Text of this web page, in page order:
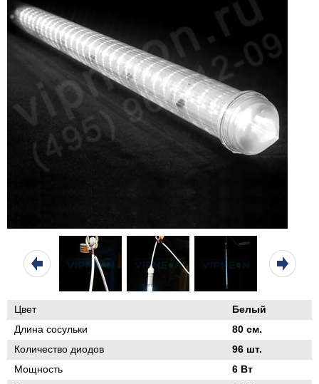
Цвет
Белый
Длина сосульки
80 см.
Количество диодов
96 шт.
Мощность
6 Вт